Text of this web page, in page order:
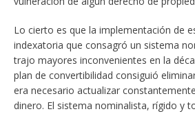
Lo cierto es que la implementación de
indexatoria que consagró un sistema
trajo mayores inconvenientes en la
plan de convertibilidad consiguió
era necesario actualizar
dinero. El sistema nominalista, rígido y